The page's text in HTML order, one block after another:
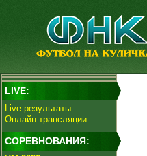
LIVE:
Live-результаты
Онлайн трансляции
СОРЕВНОВАНИЯ: